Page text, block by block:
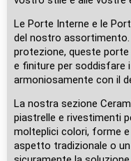
Le Porte Interne e le
del nostro
protezione, queste
e finiture per soddisfare
armoniosamente con il
La nostra sezione
piastrelle e rivestimenti
molteplici colori, forme e
aspetto tradizionale o